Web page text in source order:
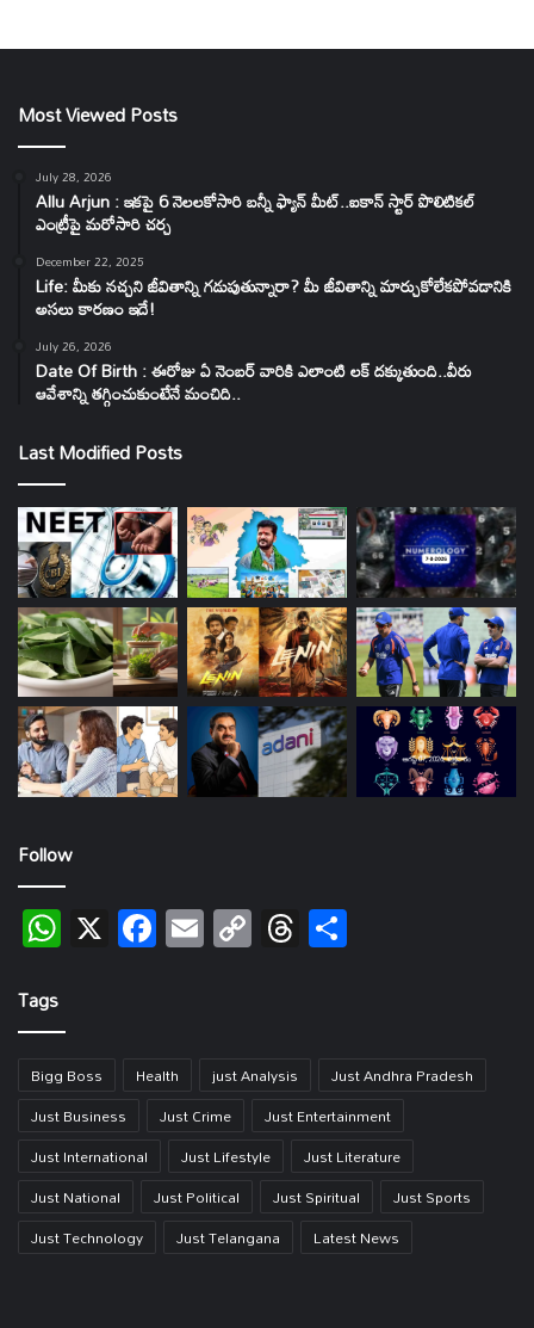
Most Viewed Posts
July 28, 2026
Allu Arjun : ఇకపై 6 నెలలకోసారి బన్నీ ఫ్యాన్ మీట్..ఐకాన్ స్టార్ పొలిటికల్
ఎంట్రీపై మరోసారి చర్చ
December 22, 2025
Life: మీకు నచ్చని జీవితాన్ని గడుపుతున్నారా? మీ జీవితాన్ని మార్చుకోలేకపోవడానికి
అసలు కారణం ఇదే!
July 26, 2026
Date Of Birth : ఈరోజు ఏ నెంబర్ వారికి ఎలాంటి లక్ దక్కుతుంది..వీరు
ఆవేశాన్ని తగ్గించుకుంటేనే మంచిది..
Last Modified Posts
Follow
WhatsApp
X Facebook
EmailCopy
Link
Threads
Tags
Bigg Boss Health just Analysis
Just Andhra Pradesh
Just Business
Just Crime
Just Entertainment
Just International
Just Lifestyle
Just Literature
Just National
Just Political Just Spiritual
Just Sports
Just Technology
Just Telangana Latest News